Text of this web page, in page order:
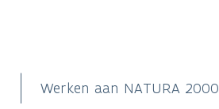
Werken aan NATURA 2000